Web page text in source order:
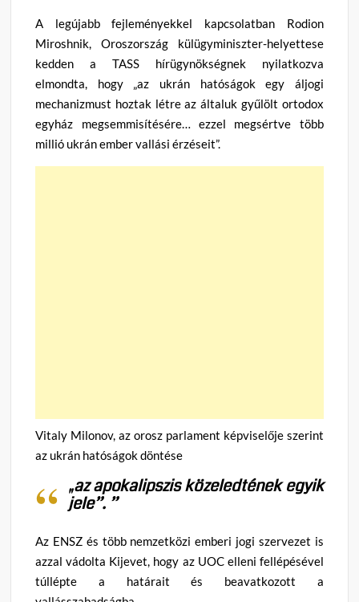
A legújabb fejleményekkel kapcsolatban Rodion
Miroshnik, Oroszország külügyminiszter-helyettese
kedden a TASS hírügynökségnek nyilatkozva
elmondta, hogy „az ukrán hatóságok egy áljogi
mechanizmust hoztak létre az általuk gyűlölt ortodox
egyház megsemmisítésére… ezzel megsértve több
millió ukrán ember vallási érzéseit”.
Vitaly Milonov, az orosz parlament képviselője szerint
az ukrán hatóságok döntése
„az apokalipszis közeledtének egyik
jele”. ”
Az ENSZ és több nemzetközi emberi jogi szervezet is
azzal vádolta Kijevet, hogy az UOC elleni fellépésével
túllépte a határait és beavatkozott a